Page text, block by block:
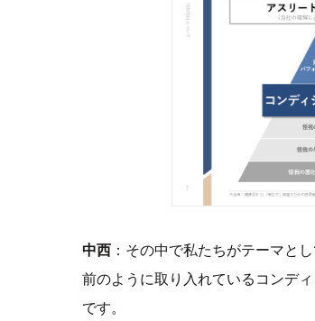
中西：その中で私たちがテーマと
前のように取り入れているコンデ
です。